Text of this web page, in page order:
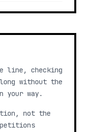
line, checking
without the
way.
not the